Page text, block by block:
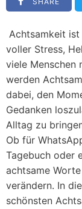
Achtsamkeit ist
voller Stress,
viele Menschen
werden
dabei, den
Gedanken
Alltag zu
Ob für
Tagebuch oder
achtsame
verändern. In
schönsten